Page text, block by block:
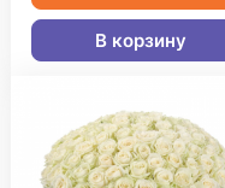
В корзину